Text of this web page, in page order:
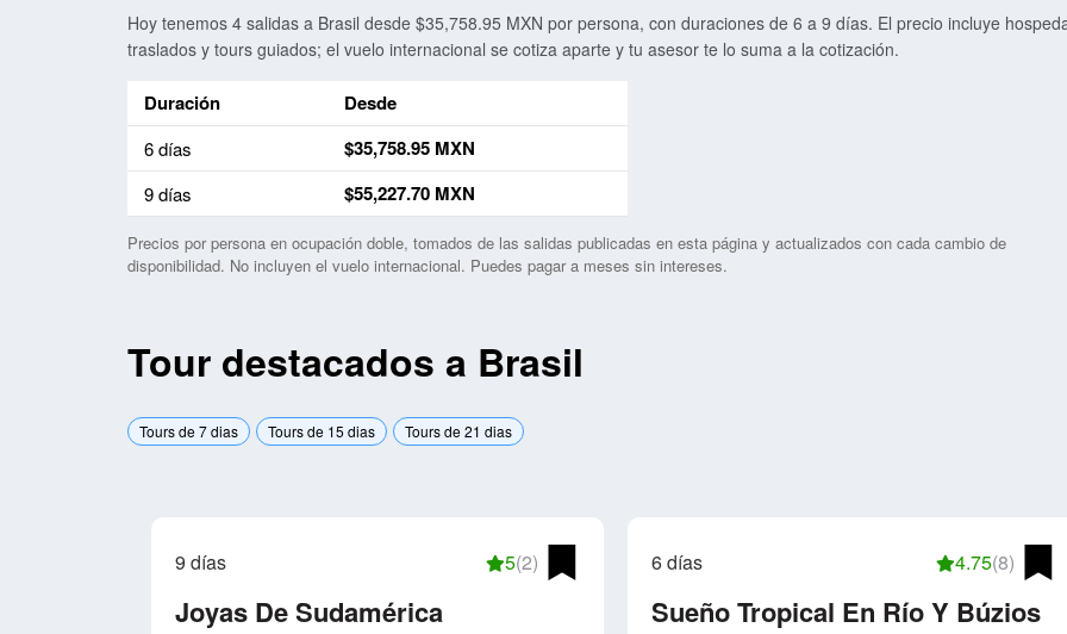
Hoy tenemos 4 salidas a Brasil desde $35,758.95 MXN por persona, con duraciones de 6 a 9 días. El precio incluye
traslados y tours guiados; el vuelo internacional se cotiza aparte y tu asesor te lo suma a la cotización.
Precio más bajo por duración para viajes a Brasil
Duración Desde
6 días $35,758.95 MXN
9 días $55,227.70 MXN
Precios por persona en ocupación doble, tomados de las salidas publicadas en esta página y actualizados con cada cambio de
disponibilidad. No incluyen el vuelo internacional. Puedes pagar a meses sin intereses.
Tour destacados a Brasil
Tours de 7 dias Tours de 15 dias Tours de 21 dias
9 días 5(2)
Joyas De Sudamérica
6 días 4.75(8)
Sueño Tropical En Río Y Búzios